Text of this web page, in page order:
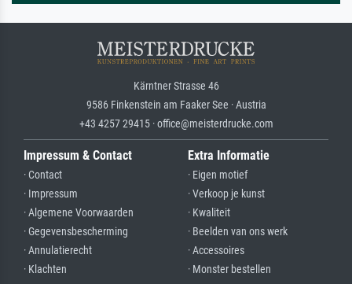
Kärntner Strasse 46
9586 Finkenstein am Faaker See · Austria
+43 4257 29415 · office@meisterdrucke.com
Impressum & Contact
· Contact
· Impressum
· Algemene Voorwaarden
· Gegevensbescherming
· Annulatierecht
· Klachten
Extra Informatie
· Eigen motief
· Verkoop je kunst
· Kwaliteit
· Beelden van ons werk
· Accessoires
· Monster bestellen